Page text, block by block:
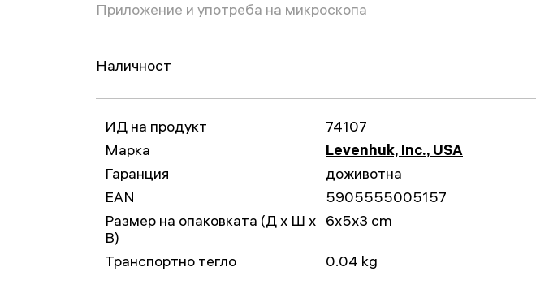
Приложение и употреба на микроскопа
Наличност
ИД на продукт
74107
Марка
Levenhuk, Inc., USA
Гаранция
доживотна
EAN
5905555005157
Размер на опаковката (Д x Ш x
В)
6x5x3 cm
Транспортно тегло 0.04 kg